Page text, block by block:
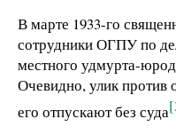
В марте 1933-го
сотрудники ОГПУ по
местного удмурта-
Очевидно, улик против
его отпускают без суда